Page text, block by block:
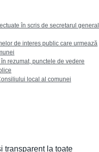
în scris de secretarul general
de interes public care urmează
rezumat, punctele de vedere
local al comunei
transparent la toate